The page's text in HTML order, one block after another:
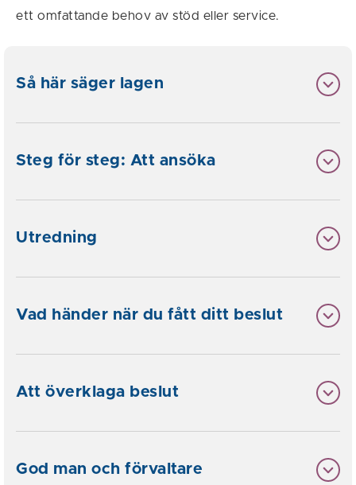
ett omfattande behov av stöd eller service.
Så här säger lagen
Steg för steg: Att ansöka
Utredning
Vad händer när du fått ditt beslut
Att överklaga beslut
God man och förvaltare